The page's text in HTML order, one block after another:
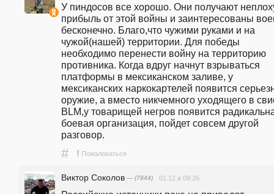
У пиндосов все хорошо. Они получают
прибыль от этой войны и заинтересованы
бесконечно. Благо,что чужими руками и на
чужой(нашей) территории. Для победы
необходимо перенести войну на территорию
противника. Когда вдруг начнут взрываться
платформы в мексиканском заливе, у
мексиканских наркокартелей появится
оружие, а вместо никчемного уходящего в
BLM,у товарищей негров появится
боевая организация, пойдет совсем другой
разговор.
# ! Пожаловаться
Виктор Соколов — (7844) 01.12 в 09:26